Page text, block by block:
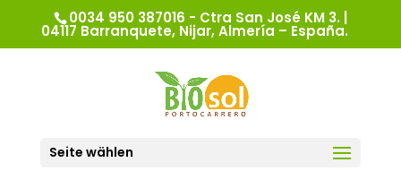
0034 950 387016 - Ctra San José KM 3. |
04117 Barranquete, Nijar, Almería – España.
Seite wählen